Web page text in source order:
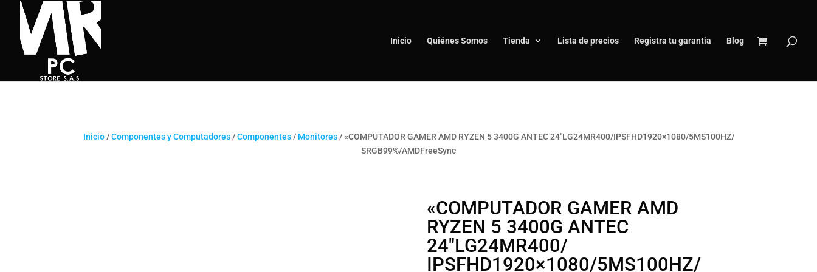
Inicio Quiénes Somos Tienda Lista de precios Registra tu garantia Blog
Inicio/Componentes y Computadores/Componentes/ Monitores/ «COMPUTADOR GAMER AMD RYZEN 5 3400G ANTEC 24″‎LG‎24MR400‎/‎IPS‎FHD‎1920×1080‎/‎5MS‎100HZ‎/‎
SRGB‎99%‎/‎AMD‎FreeSync
«COMPUTADOR GAMER AMD
RYZEN 5 3400G ANTEC
24″‎LG‎24MR400‎/‎
IPS‎FHD‎1920×1080‎/‎5MS‎100HZ‎/‎